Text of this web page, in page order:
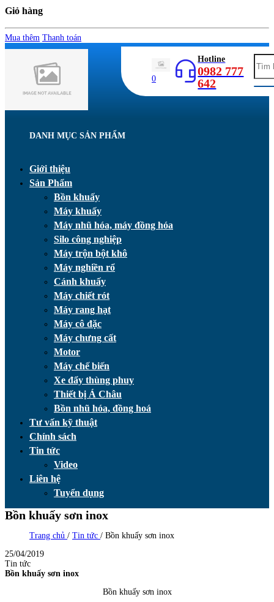
Giỏ hàng
Mua thêm Thanh toán
0
Hotline
0982 777
642
DANH MỤC SẢN PHẨM
Giới thiệu
Sản Phẩm
Bồn khuấy
Máy khuấy
Máy nhũ hóa, máy đồng hóa
Silo công nghiệp
Máy trộn bột khô
Máy nghiền rổ
Cánh khuấy
Máy chiết rót
Máy rang hạt
Máy cô đặc
Máy chưng cất
Motor
Máy chế biến
Xe đẩy thùng phuy
Thiết bị Á Châu
Bồn nhũ hóa, đồng hoá
Tư vấn kỹ thuật
Chính sách
Tin tức
Video
Liên hệ
Tuyển dụng
Bồn khuấy sơn inox
Trang chủ / Tin tức / Bồn khuấy sơn inox
25/04/2019
Tin tức
Bồn khuấy sơn inox
Bồn khuấy sơn inox